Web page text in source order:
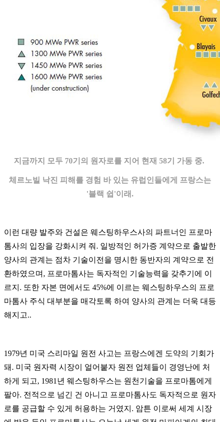
지금까지 모두 70기의 원자로를 지어 현재 58기 가동 중.
체르노빌 낙진 피해를 경험 바 있는 유럽인들에게 프랑스는
'블랙 쉽'이래.
이런 대량 발주와 건설은 웨스팅하우스사의 파트너인 프로마
톰사의 입장을 강화시켜 줘. 일방적인 허가증 계약으로 출발한
양사의 관계는 점차 기술이전을 명시한 동반자의 계약으로 전
환하였으며, 프로마톰사는 독자적인 기술능력을 갖추기에 이
르지. 또한 자본 면에서도 45%에 이르는 웨스팅하우스의 프로
마톰사 주식 대부분을 매각토록 하여 양사의 관계는 더욱 대등
해지고..
1979년 미국 스리마일 원전 사고는 프랑스에겐 도약의 기회가
돼. 미국 원자력 시장이 얼어붙자 원전 업체들이 경영난에 처
하게 되고, 1981년 웨스팅하우스는 원천기술을 프로마톰에게
팔아. 전적으로 넘긴 건 아니고 프로마톰사도 독자적으로 원자
로를 공급할 수 있게 허용하는 거였지. 암튼 이로써 세계 시장